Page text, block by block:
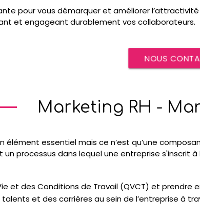
pour vous démarquer et améliorer
et engageant durablement vos collaborateurs.
NOUS
Marketing RH -
élément essentiel mais ce n’est qu’une
un processus dans lequel une entreprise
et des Conditions de Travail (QVCT) et prendre
et des carrières au sein de l’entreprise à